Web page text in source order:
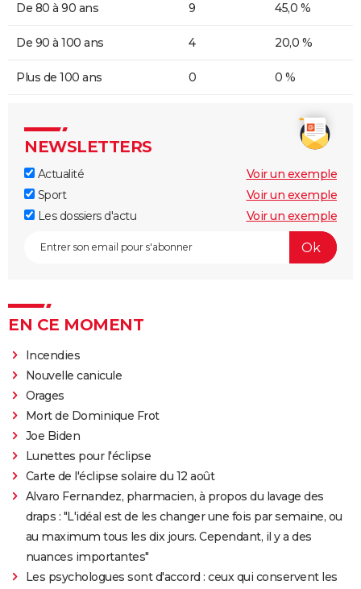
De 80 à 90 ans 9 45,0 %
De 90 à 100 ans 4 20,0 %
Plus de 100 ans 0 0 %
NEWSLETTERS
Actualité
Voir un exemple
Sport
Voir un exemple
Les dossiers d'actu
Voir un exemple
EN CE MOMENT
Incendies
Nouvelle canicule
Orages
Mort de Dominique Frot
Joe Biden
Lunettes pour l'éclipse
Carte de l'éclipse solaire du 12 août
Alvaro Fernandez, pharmacien, à propos du lavage des
draps : "L'idéal est de les changer une fois par semaine, ou
au maximum tous les dix jours. Cependant, il y a des
nuances importantes"
Les psychologues sont d'accord : ceux qui conservent les